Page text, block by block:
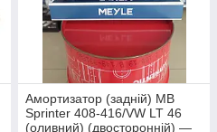
Амортизатор (задній) MB
Sprinter 408-416/VW LT 46
(оливний) (двосторонній) —